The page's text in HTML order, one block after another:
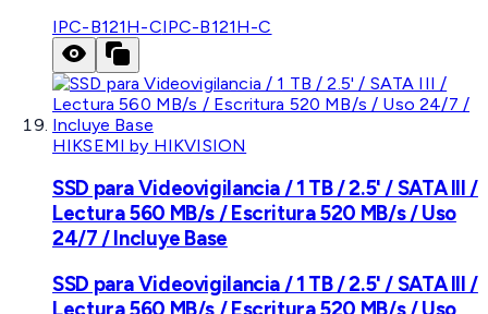
IPC-B121H-CIPC-B121H-C
HIKSEMI by HIKVISION
SSD para Videovigilancia / 1 TB / 2.5' / SATA III /
Lectura 560 MB/s / Escritura 520 MB/s / Uso
24/7 / Incluye Base
SSD para Videovigilancia / 1 TB / 2.5' / SATA III /